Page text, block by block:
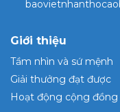
Giới thiệu
Tầm nhìn và sứ mệnh
Giải thưởng đạt được
Hoạt động cộng đồng